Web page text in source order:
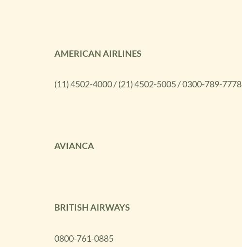
AMERICAN AIRLINES
(11) 4502-4000 / (21) 4502-5005 / 0300-789-7778
AVIANCA
BRITISH AIRWAYS
0800-761-0885